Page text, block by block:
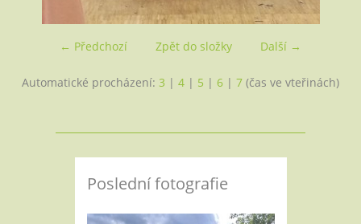
← Předchozí Další →
Zpět do složky
Automatické procházení: 3 | 4 | 5 | 6 | 7 (čas ve vteřinách)
Poslední fotografie